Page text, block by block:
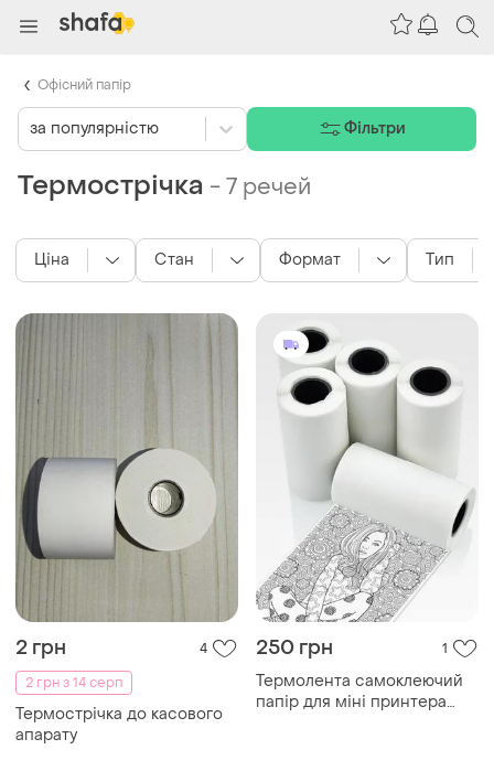
Термострічка -7 речей
2 грн
4
2 грн з 14 серп
Термострічка до касового
апарату
250 грн 1
Термолента самоклеючий
папір для міні принтера
Ціна Стан Формат Тип
за популярністю Фільтри
Офісний папір